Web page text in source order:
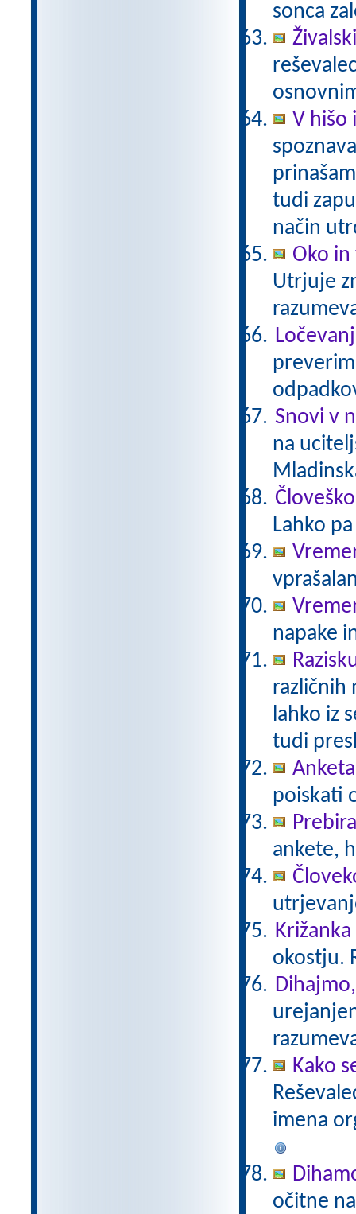
sonca
V hišo
tudi
način
Oko in
Utrjuje
Snovi v
na
Lahko
napake
različnih
lahko iz
tudi
poiskati
ankete,
okostju.
Kako
imena
očitne